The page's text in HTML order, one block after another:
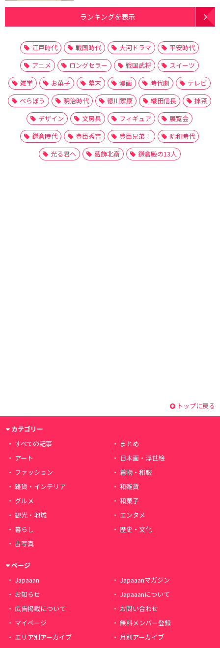
ランキングを表示
江戸時代 戦国時代 大河ドラマ
平安時代
アニメ
ロングセラー 戦国武将
スイーツ
雑学
お菓子 幕末 漫画 時代劇
テレビ
べらぼう
明治時代 徳川家康 織田信長
抹茶
デザイン
文房具 フィギュア
展覧会
鎌倉時代
豊臣秀吉 豊臣兄弟！
昭和時代
光る君へ
葛飾北斎 鎌倉殿の13人
トップに戻る
カテゴリー
すべての記事
まとめ
アート
日本画・浮世絵
ファッション
着物・和服
雑貨・インテリア
和雑貨
グルメ
和菓子
観光・地域
エンタメ
暮らし
歴史・文化
古写真
ページ
Japaaan
Japaaanマガジン
お知らせ
Japaaanについて
広告掲載について
お問い合わせ
マイページ
無料メンバー登録
エリア別アーカイブ
月別アーカイブ